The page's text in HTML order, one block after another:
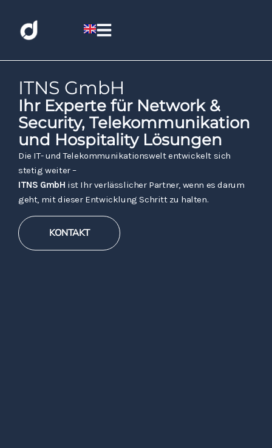
ITNS GmbH
Ihr Experte für Network &
Security, Telekommunikation
und Hospitality Lösungen
Die IT- und Telekommunikationswelt entwickelt sich
stetig weiter –
ITNS GmbH ist Ihr verlässlicher Partner, wenn es darum
geht, mit dieser Entwicklung Schritt zu halten.
KONTAKT